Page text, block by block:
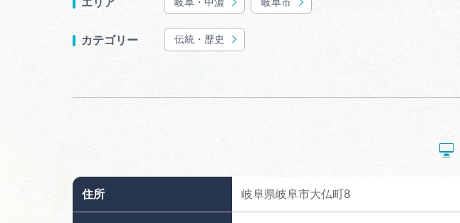
カテゴリー 伝統・歴史
住所 岐阜県岐阜市大仏町8